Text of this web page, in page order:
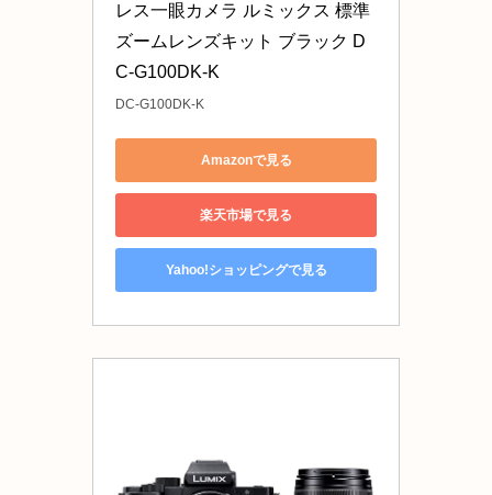
レス一眼カメラ ルミックス 標準
ズームレンズキット ブラック D
C-G100DK-K
DC-G100DK-K
Amazonで見る
楽天市場で見る
Yahoo!ショッピングで見る